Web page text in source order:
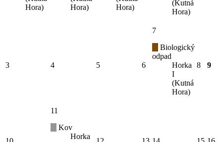
Hora)
Hora)
Hora)
(Kutná
Hora)
3 4 5 6
7
Biologický
odpad
Horka
I
(Kutná
Hora)
8 9
11
Kov
Horka